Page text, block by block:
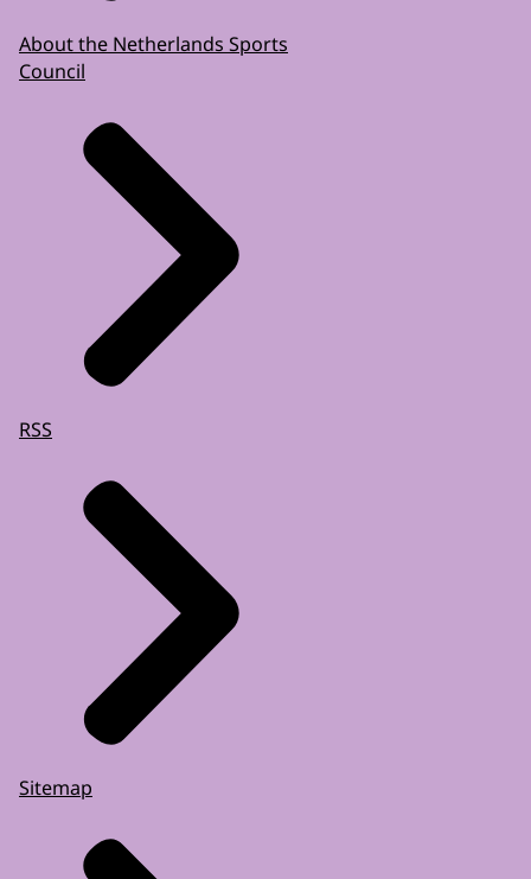
About the Netherlands Sports
Council
RSS
Sitemap